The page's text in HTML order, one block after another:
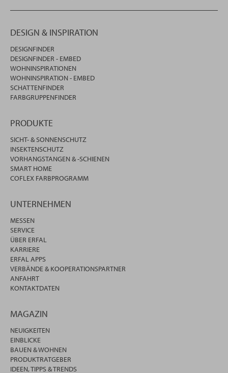
DESIGN & INSPIRATION
DESIGNFINDER
DESIGNFINDER - EMBED
WOHNINSPIRATIONEN
WOHNINSPIRATION - EMBED
SCHATTENFINDER
FARBGRUPPENFINDER
PRODUKTE
SICHT- & SONNENSCHUTZ
INSEKTENSCHUTZ
VORHANGSTANGEN & -SCHIENEN
SMART HOME
COFLEX FARBPROGRAMM
UNTERNEHMEN
MESSEN
SERVICE
ÜBER ERFAL
KARRIERE
ERFAL APPS
VERBÄNDE & KOOPERATIONSPARTNER
ANFAHRT
KONTAKTDATEN
MAGAZIN
NEUIGKEITEN
EINBLICKE
BAUEN & WOHNEN
PRODUKTRATGEBER
IDEEN, TIPPS & TRENDS